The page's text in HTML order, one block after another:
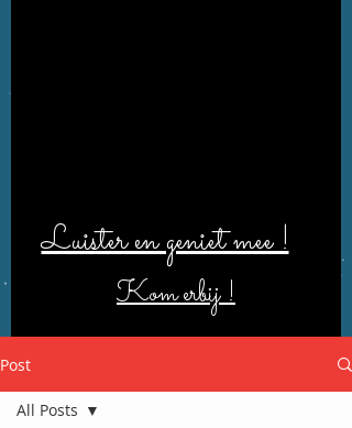
Luister en geniet mee !
Kom erbij !
Post
All Posts